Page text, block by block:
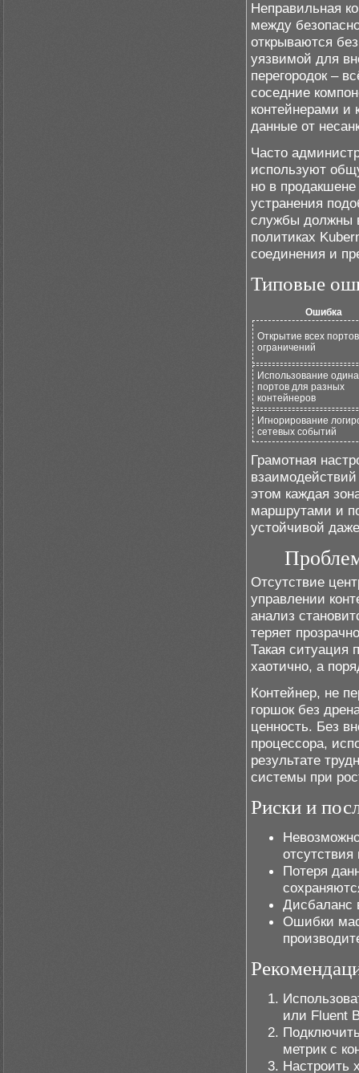
Неправильная
между
открываются
уязвимой для
перегородок –
соседние
контейнерами и
данные от
Часто
используют
но в
устранения
службы должны
политиках
соединения и
Типовые
Ошибка
Открытие всех
ограничений
Использование
портов для разных
контейнеров
Игнорирование
сетевых событий
Грамотная
этом каждая
маршрутами и
устойчивой
Отсутствие
управлении
анализ
теряет
Такая ситуация
хаотично, а
Контейнер, не
горшок без
ценность. Без
процессора,
результате
системы при
Риски и
Потеря
Дисбаланс
Ошибки
или Fluent
метрик с
Настроить